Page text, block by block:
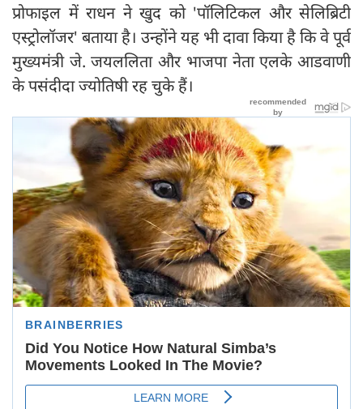
प्रोफाइल में राधन ने खुद को 'पॉलिटिकल और सेलिब्रिटी
एस्ट्रोलॉजर' बताया है। उन्होंने यह भी दावा किया है कि वे पूर्व
मुख्यमंत्री जे. जय‍ललिता और भाजपा नेता एलके आडवाणी
के पसंदीदा ज्योतिषी रह चुके हैं।